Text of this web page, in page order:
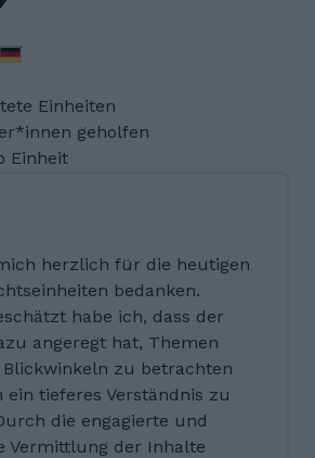
Einheiten
geholfen
Einheit
herzlich für die heutigen
bedanken.
habe ich, dass der
angeregt hat, Themen
zu betrachten
tieferes Verständnis zu
die engagierte und
Vermittlung der Inhalte